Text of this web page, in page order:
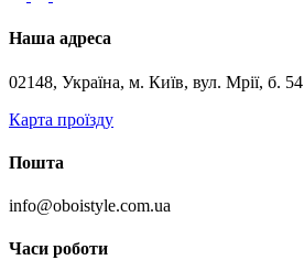
Наша адреса
02148, Україна, м. Київ, вул. Мрії, б. 54
Карта проїзду
Пошта
info@oboistyle.com.ua
Часи роботи